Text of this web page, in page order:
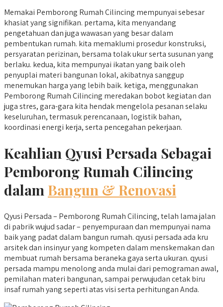
Memakai Pemborong Rumah Cilincing mempunyai sebesar
khasiat yang signifikan. pertama, kita menyandang
pengetahuan dan juga wawasan yang besar dalam
pembentukan rumah. kita memaklumi prosedur konstruksi,
persyaratan perizinan, bersama tolak ukur serta susunan yang
berlaku. kedua, kita mempunyai ikatan yang baik oleh
penyuplai materi bangunan lokal, akibatnya sanggup
menemukan harga yang lebih baik. ketiga, menggunakan
Pemborong Rumah Cilincing meredakan bobot kegiatan dan
juga stres, gara-gara kita hendak mengelola pesanan selaku
keseluruhan, termasuk perencanaan, logistik bahan,
koordinasi energi kerja, serta pencegahan pekerjaan.
Keahlian Qyusi Persada Sebagai
Pemborong Rumah Cilincing
dalam Bangun & Renovasi
Qyusi Persada – Pemborong Rumah Cilincing, telah lama jalan
di pabrik wujud sadar – penyempuraan dan mempunyai nama
baik yang padat dalam bangun rumah. qyusi persada ada kru
arsitek dan insinyur yang kompeten dalam menskemakan dan
membuat rumah bersama beraneka gaya serta ukuran. qyusi
persada mampu menolong anda mulai dari pemograman awal,
pemilahan materi bangunan, sampai perwujudan cetak biru
insaf rumah yang seperti atas visi serta perhitungan Anda.